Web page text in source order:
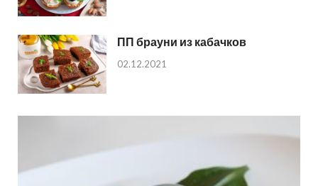
ПП брауни из кабачков
02.12.2021